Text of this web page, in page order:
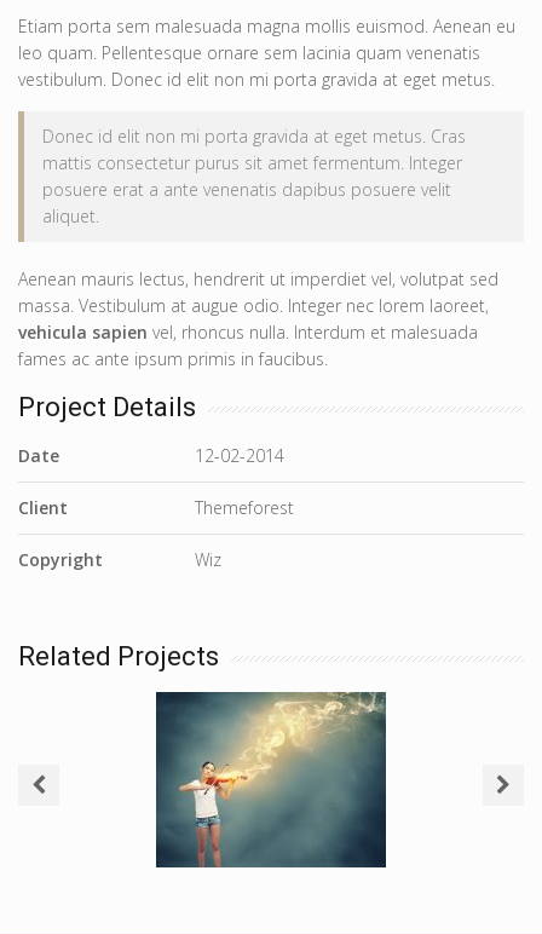
Etiam porta sem malesuada magna mollis euismod. Aenean eu
leo quam. Pellentesque ornare sem lacinia quam venenatis
vestibulum. Donec id elit non mi porta gravida at eget metus.
Donec id elit non mi porta gravida at eget metus. Cras
mattis consectetur purus sit amet fermentum. Integer
posuere erat a ante venenatis dapibus posuere velit
aliquet.
Aenean mauris lectus, hendrerit ut imperdiet vel, volutpat sed
massa. Vestibulum at augue odio. Integer nec lorem laoreet,
vehicula sapien vel, rhoncus nulla. Interdum et malesuada
fames ac ante ipsum primis in faucibus.
Project Details
Date 12-02-2014
Client Themeforest
Copyright Wiz
Related Projects
Woman Violinist